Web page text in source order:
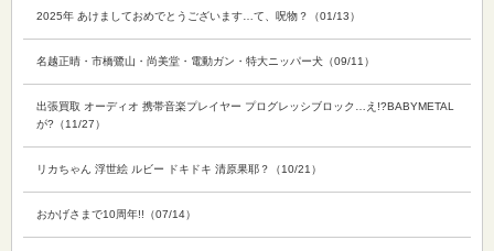
2025年 あけましておめでとうございます…て、呪物？（01/13）
名越正晴・市橋鷺山・尚美堂・電動ガン・特大ニッパー犬（09/11）
出張買取 オーディオ 携帯音楽プレイヤー プログレッシブロック…え!?BABYMETAL
が?（11/27）
リカちゃん 浮世絵 ルビー ドキドキ 清原果耶？（10/21）
おかげさまで10周年!!（07/14）